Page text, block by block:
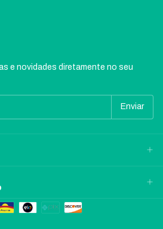
e novidades diretamente no seu